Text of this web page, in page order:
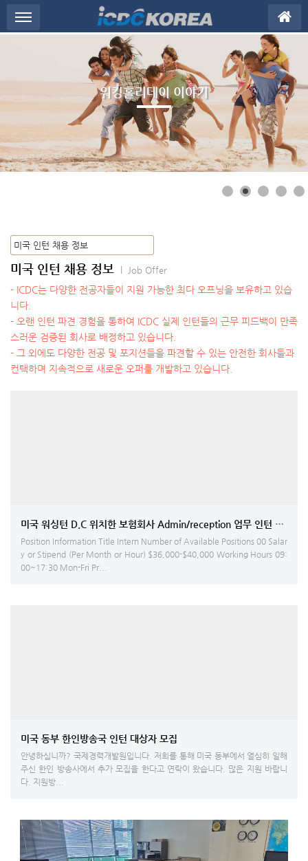
메뉴 건너뛰기
워킹홀리데이 이야기
미국 인턴 채용 정보 l Job Offer
- ICDC는 다양한 전공자들이 지원 가능한 최다 오프닝을 보유하고 있습
니다.
- 오랜 인턴 파견 경험을 통하여 ICDC 실제 인턴들의 근무 피드백이 만족
스러운 검증된 회사로 배정하고 있습니다.
- 그 외에도 다양한 전공 및 포지션들을 파견할 수 있는 안전한 회사들과
컨택하며 지속적으로 새로운 오퍼를 개발하고 있습니다.
미국 워싱턴 D.C 위치한 보험회사 Admin/reception 업무 인턴 모집
Position Information Title Intern Number of Available Positions 00 Salar
y or Stipend (Per Month or Hour) $36,000-$40,000 Working Hours 09:
00~17:30 Mon-Fri Pr...
미국 동부 한인방송국 인턴 대상자 모집
안녕하십니까? 국제경력개발원입니다. 저희를 통해 미국 동부에서 열심히 일해
주신 한인 방송사에서 추가 모집을 한다고 연락이 왔습니다. 많은 지원 바랍니
다. 지원방...